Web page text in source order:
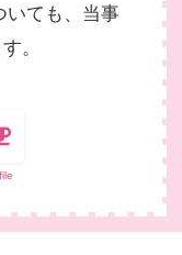
いても、当事
。